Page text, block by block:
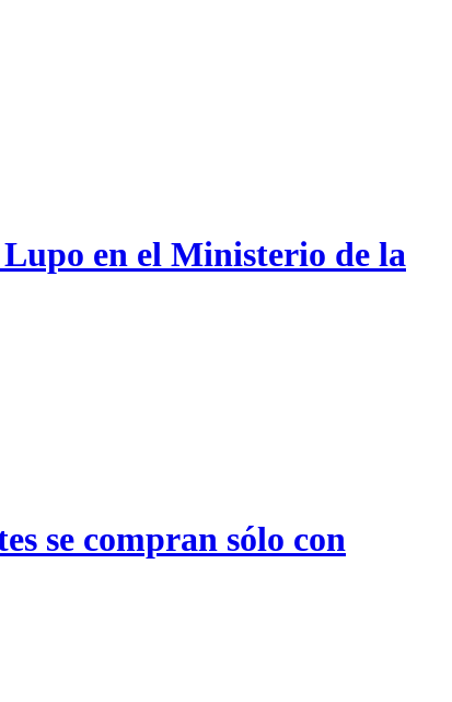
en el Ministerio de la
se compran sólo con